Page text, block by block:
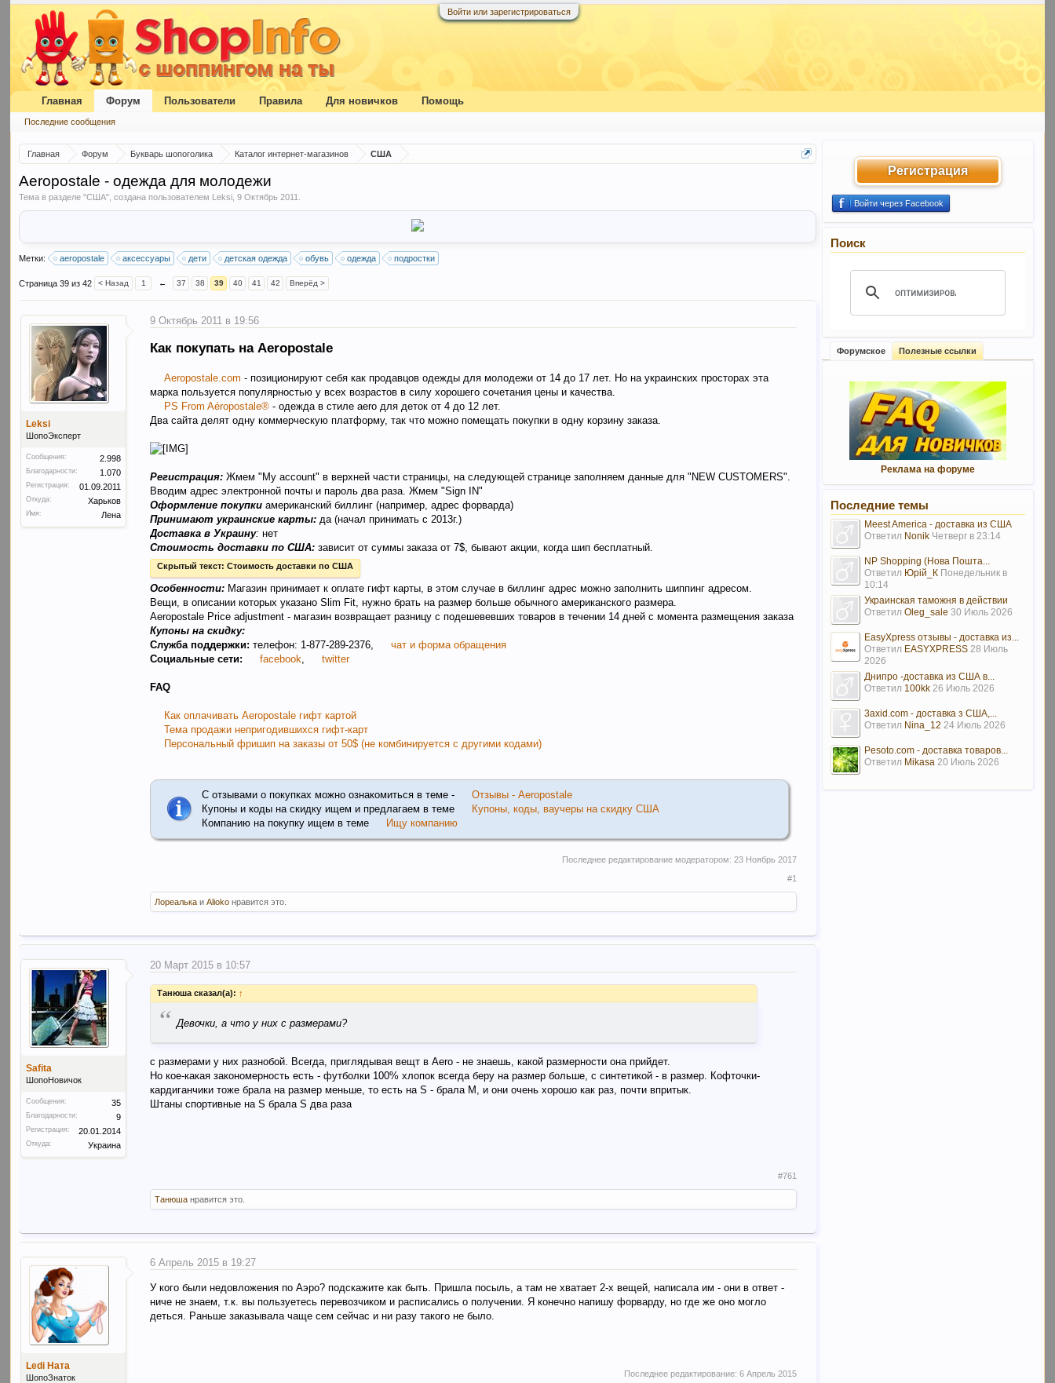
Войти или зарегистрироваться
Главная Форум Букварь шопоголика Каталог интернет-магазинов США
Aeropostale - одежда для молодежи
Тема в разделе "США", создана пользователем Leksi ,9 Октябрь 2011
Метки: aeropostale аксессуары дети детская одежда обувь одежда подростки
Страница 39 из 42 < Назад 1 ← 37 38 39 40 41 42 Вперёд >
Leksi
ШопоЭксперт
Сообщения: 2.998
Благодарности: 1.070
Регистрация: 01.09.2011
Откуда: Харьков
Имя: Лена
9 Октябрь 2011 в 19:56
Как покупать на Aeropostale
Aeropostale.com - позиционируют себя как продавцов одежды для молодежи от 14 до 17 лет. Но на украинских просторах эта
марка пользуется популярностью у всех возрастов в силу хорошего сочетания цены и качества.
PS From Aéropostale® - одежда в стиле aero для деток от 4 до 12 лет.
Два сайта делят одну коммерческую платформу, так что можно помещать покупки в одну корзину заказа.
Регистрация:Жмем "My account" в верхней части страницы, на следующей странице заполняем данные для "NEW CUSTOMERS".
Вводим адрес электронной почты и пароль два раза. Жмем "Sign IN"
Оформление покупки американский биллинг (например, адрес форварда)
Принимают украинские карты: да (начал принимать с 2013г.)
Доставка в Украину: нет
Стоимость доставки по США: зависит от суммы заказа от 7$, бывают акции, когда шип бесплатный.
Скрытый текст:Стоимость доставки по США
Особенности: Магазин принимает к оплате гифт карты, в этом случае в биллинг адрес можно заполнить шиппинг адресом.
Вещи, в описании которых указано Slim Fit, нужно брать на размер больше обычного американского размера.
Аeropostale Price adjustment - магазин возвращает разницу с подешевевших товаров в течении 14 дней с момента размещения заказа
Купоны на скидку:
Служба поддержки:телефон: 1-877-289-2376,
чат и форма обращения
Социальные сети:
facebook, twitter
FAQ
Как оплачивать Aeropostale гифт картой
Тема продажи непригодившихся гифт-карт
Персональный фришип на заказы от 50$ (не комбинируется с другими кодами)
С отзывами о покупках можно ознакомиться в теме -
Отзывы - Aeropostale
Купоны и коды на скидку ищем и предлагаем в теме
Купоны, коды, ваучеры на скидку США
Компанию на покупку ищем в теме
Ищу компанию
Последнее редактирование модератором: 23 Ноябрь 2017
#1
Лореалька иAlioko нравится это.
Safita
ШопоНовичок
Сообщения: 35
Благодарности: 9
Регистрация: 20.01.2014
Откуда: Украина
20 Март 2015 в 10:57
Танюша сказал(а): ↑
“ Девочки, а что у них с размерами?
с размерами у них разнобой. Всегда, приглядывая вещт в Aero - не знаешь, какой размерности она прийдет.
Но кое-какая закономерность есть - футболки 100% хлопок всегда беру на размер больше, с синтетикой - в размер. Кофточки-
кардиганчики тоже брала на размер меньше, то есть на S - брала M, и они очень хорошо как раз, почти впритык.
Штаны спортивные на S брала S два раза
#761
Танюша нравится это.
Ledi Ната
ШопоЗнаток
6 Апрель 2015 в 19:27
У кого были недовложения по Аэро? подскажите как быть. Пришла посыль, а там не хватает 2-х вещей, написала им - они в ответ -
ниче не знаем, т.к. вы пользуетесь перевозчиком и расписались о получении. Я конечно напишу форварду, но где же оно могло
деться. Раньше заказывала чаще сем сейчас и ни разу такого не было.
Последнее редактирование: 6 Апрель 2015
Регистрация
Войти через Facebook
Поиск
Форумское Полезные ссылки
Реклама на форуме
Последние темы
Meest America - доставка из США
Ответил Nonik Четверг в 23:14
NP Shopping (Нова Пошта...
Ответил Юрій_К Понедельник в
10:14
Украинская таможня в действии
Ответил Oleg_sale 30 Июль 2026
EasyXpress отзывы - доставка из...
Ответил EASYXPRESS 28 Июль
2026
Днипро -доставка из США в...
Ответил 100kk 26 Июль 2026
3axid.com - доставка з США,...
Ответил Nina_12 24 Июль 2026
Pesoto.com - доставка товаров...
Ответил Mikasa 20 Июль 2026
Главная Форум
Последние сообщения
Пользователи Правила Для новичков Помощь